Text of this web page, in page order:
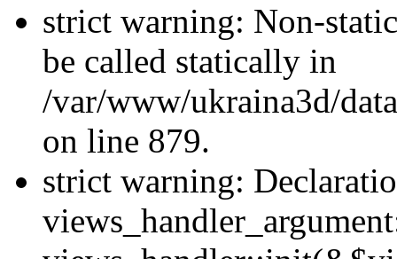
strict warning: Non-
be called statically in
/var/www/ukraina3d/
on line 879.
strict warning: